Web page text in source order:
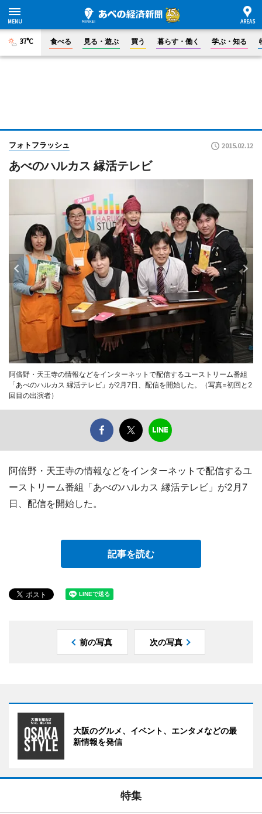
37°C 食べる 見る・遊ぶ 買う 暮らす・働く 学ぶ・知る
フォトフラッシュ 2015.02.12
あべのハルカス 縁活テレビ
阿倍野・天王寺の情報などをインターネットで配信するユーストリーム番組
「あべのハルカス 縁活テレビ」が2月7日、配信を開始した。（写真=初回と2
回目の出演者）
阿倍野・天王寺の情報などをインターネットで配信するユ
ーストリーム番組「あべのハルカス 縁活テレビ」が2月7
日、配信を開始した。
記事を読む
前の写真 次の写真
大阪のグルメ、イベント、エンタメなどの最
新情報を発信
特集